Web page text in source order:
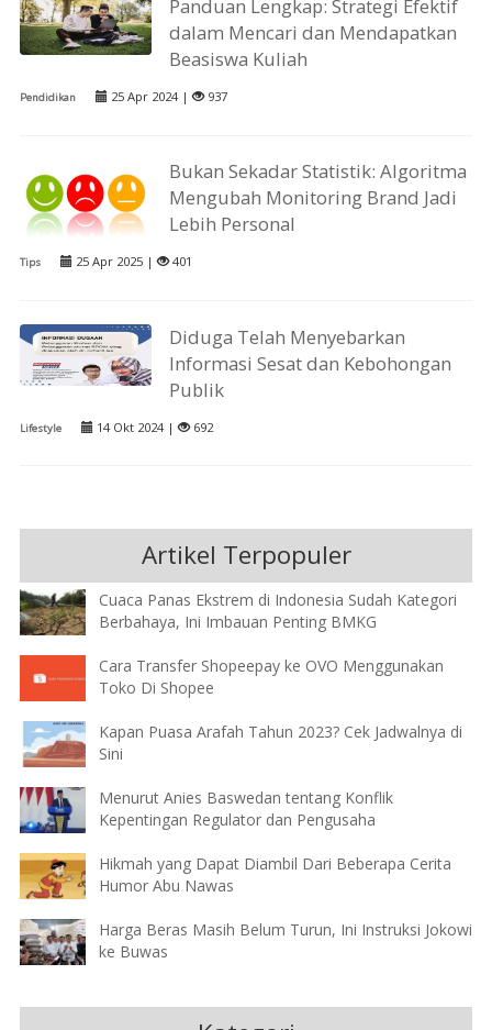
Panduan Lengkap: Strategi Efektif
dalam Mencari dan Mendapatkan
Beasiswa Kuliah
Pendidikan 25 Apr 2024 | 937
Bukan Sekadar Statistik: Algoritma
Mengubah Monitoring Brand Jadi
Lebih Personal
Tips 25 Apr 2025 | 401
Diduga Telah Menyebarkan
Informasi Sesat dan Kebohongan
Publik
Lifestyle 14 Okt 2024 | 692
Artikel Terpopuler
Cuaca Panas Ekstrem di Indonesia Sudah Kategori
Berbahaya, Ini Imbauan Penting BMKG
Cara Transfer Shopeepay ke OVO Menggunakan
Toko Di Shopee
Kapan Puasa Arafah Tahun 2023? Cek Jadwalnya di
Sini
Menurut Anies Baswedan tentang Konflik
Kepentingan Regulator dan Pengusaha
Hikmah yang Dapat Diambil Dari Beberapa Cerita
Humor Abu Nawas
Harga Beras Masih Belum Turun, Ini Instruksi Jokowi
ke Buwas